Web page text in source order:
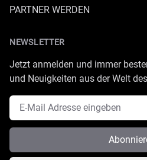
PARTNER WERDEN
NEWSLETTER
Jetzt anmelden und immer
und Neuigkeiten aus der Welt
E-Mail Adresse